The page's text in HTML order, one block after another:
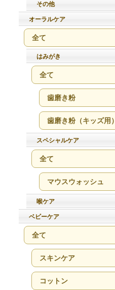
その他
オーラルケア
全て
はみがき
全て
歯磨き粉
歯磨き粉（キッズ用）
スペシャルケア
全て
マウスウォッシュ
喉ケア
ベビーケア
全て
スキンケア
コットン